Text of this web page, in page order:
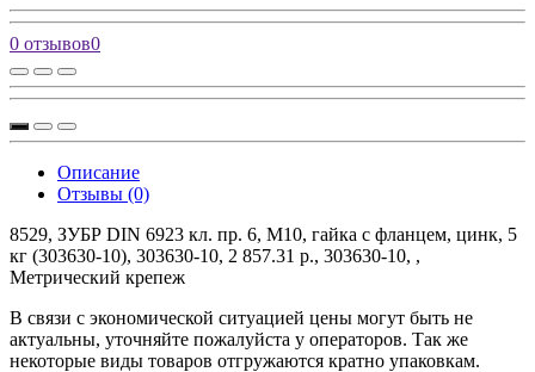
0 отзывов0
Описание
Отзывы (0)
8529, ЗУБР DIN 6923 кл. пр. 6, M10, гайка с фланцем, цинк, 5
кг (303630-10), 303630-10, 2 857.31 р., 303630-10, ,
Метрический крепеж
В связи с экономической ситуацией цены могут быть не
актуальны, уточняйте пожалуйста у операторов. Так же
некоторые виды товаров отгружаются кратно упаковкам.